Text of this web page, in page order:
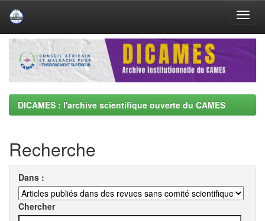
Skip
navigation
DICAMES : l'archive scientifique ouverte du CAMES
Recherche
Dans :
Chercher